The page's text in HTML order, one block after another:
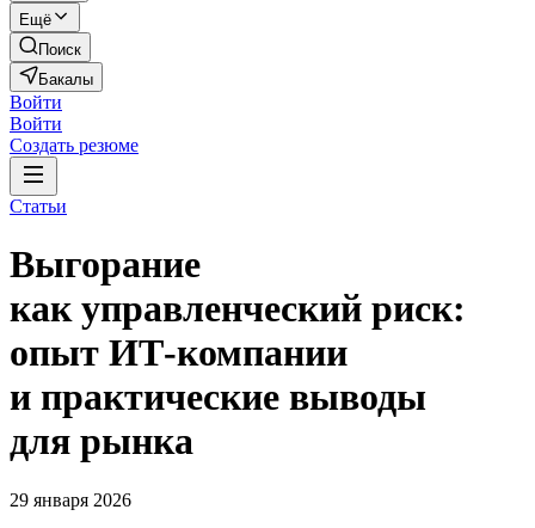
Ещё
Поиск
Бакалы
Войти
Войти
Создать резюме
Статьи
Выгорание
как управленческий риск:
опыт ИТ-компании
и практические выводы
для рынка
29 января 2026